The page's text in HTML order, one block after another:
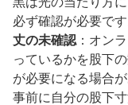
必ず確認が必要です
丈の未確認：オン
っているかを股下
が必要になる場合が
事前に自分の股下